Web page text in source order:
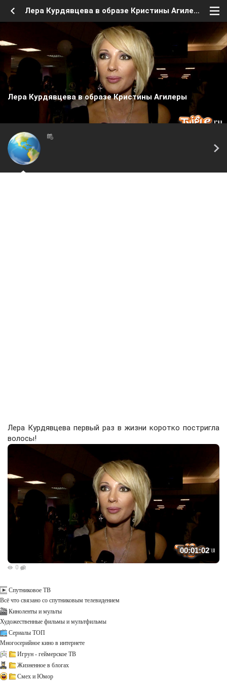
Лера Курдявцева в образе Кристины Агилеры
Лера Курдявцева в образе Кристины Агилеры
Лера Курдявцева первый раз в жизни коротко постригла
волосы!
00:01:02
0
Спутниковое ТВ
Всё что связано со спутниковым телевидением
Киноленты и мульты
Художественные фильмы и мультфильмы
Сериалы ТОП
Многосерийное кино в интернете
Игрун - геймерское ТВ
Жизненное в блогах
Смех и Юмор